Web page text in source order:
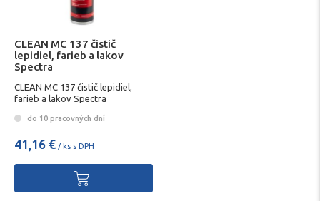
CLEAN MC 137 čistič
lepidiel, farieb a lakov
Spectra
CLEAN MC 137 čistič lepidiel,
farieb a lakov Spectra
do 10 pracovných dní
41,16 € / ks s DPH